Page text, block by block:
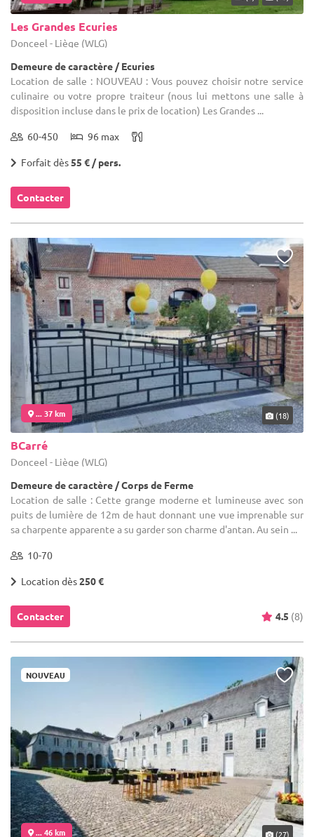
Les Grandes Ecuries
Donceel - Liège (WLG)
Demeure de caractère / Ecuries
Location de salle : NOUVEAU : Vous pouvez choisir notre service
culinaire ou votre propre traiteur (nous lui mettons une salle à
disposition incluse dans le prix de location) Les Grandes ...
60-450 96 max
Forfait dès55 € / pers.
Contacter
... 37 km (18)
BCarré
Donceel - Liège (WLG)
Demeure de caractère / Corps de Ferme
Location de salle : Cette grange moderne et lumineuse avec son
puits de lumière de 12m de haut donnant une vue imprenable sur
sa charpente apparente a su garder son charme d'antan. Au sein ...
10-70
Location dès250 €
Contacter 4.5 (8)
NOUVEAU
... 46 km (27)